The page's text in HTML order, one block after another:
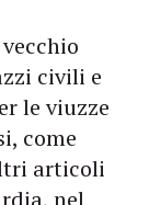
civili e
le viuzze
come
articoli
nel